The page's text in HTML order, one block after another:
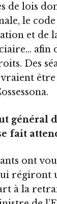
de lois
le code
et de
afin
Des
être
général
fait
ont
régiront
à la